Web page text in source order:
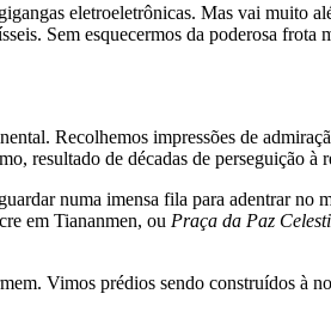
eletroeletrônicas. Mas vai muito
Sem esquecermos da poderosa frota
Recolhemos impressões de
resultado de décadas de perseguição à
numa imensa fila para adentrar no
em Tiananmen, ou Praça da Paz
Vimos prédios sendo construídos à